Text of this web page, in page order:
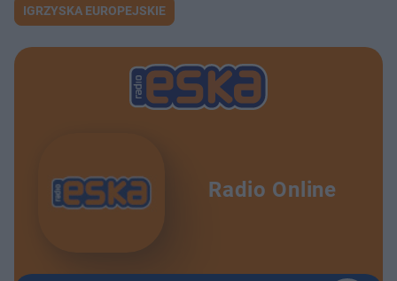
IGRZYSKA EUROPEJSKIE
Radio Online